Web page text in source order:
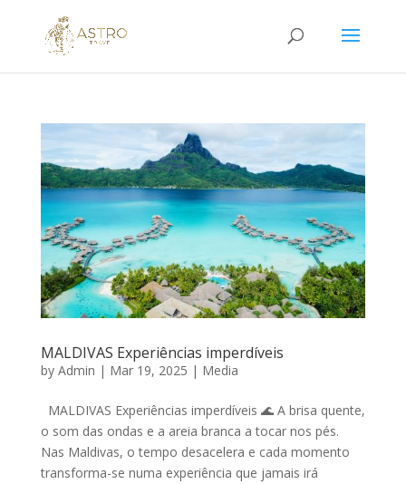
MALDIVAS Experiências imperdíveis
by Admin | Mar 19, 2025 | Media
MALDIVAS Experiências imperdíveis 🌊 A brisa quente,
o som das ondas e a areia branca a tocar nos pés.
Nas Maldivas, o tempo desacelera e cada momento
transforma-se numa experiência que jamais irá